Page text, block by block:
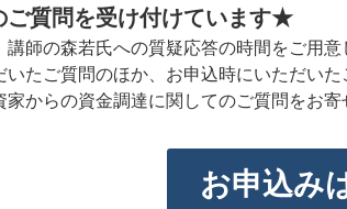
質問を受け付けています★
師の森若氏への質疑応答の時間をご用意
いたご質問のほか、お申込時にいただいた
からの資金調達に関してのご質問をお寄
お申込み